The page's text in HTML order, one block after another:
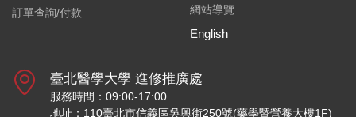
訂單查詢/付款
網站導覽
English
臺北醫學大學 進修推廣處
服務時間：09:00-17:00
地址：110臺北市信義區吳興街250號(藥學暨營養大樓1F)